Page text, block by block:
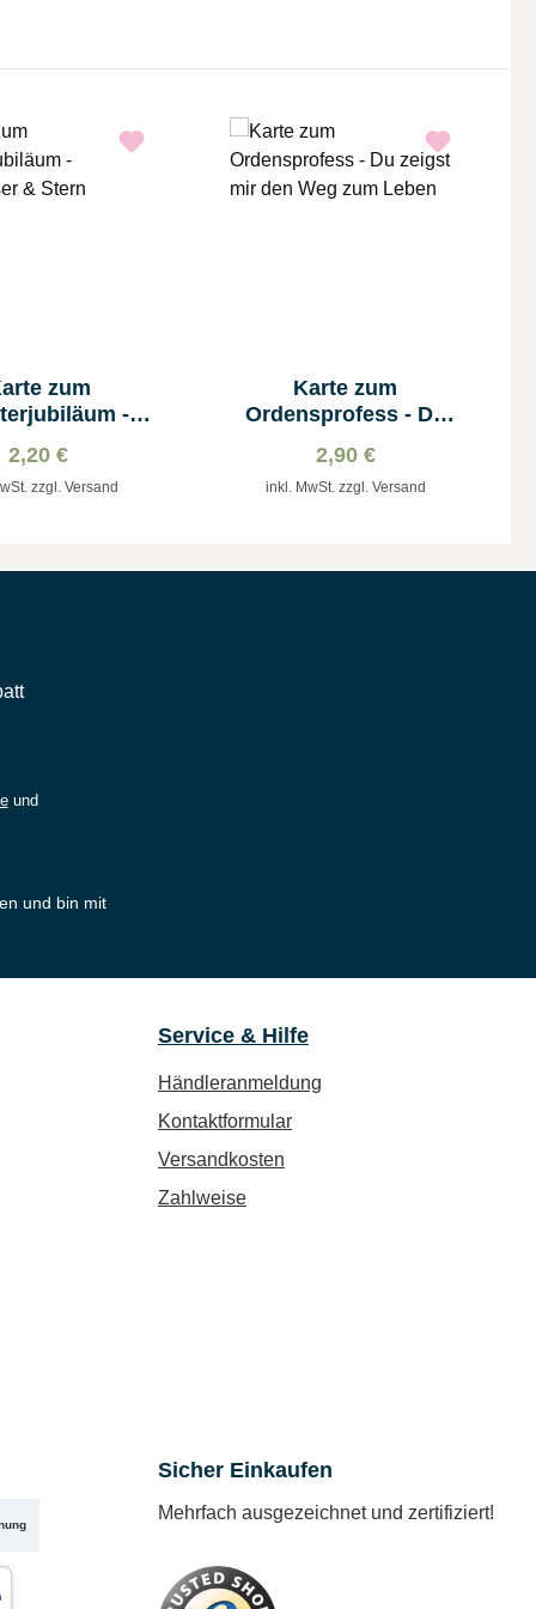
zum
-
2,20 €
zzgl. Versand
Karte zum
Ordensprofess - Du
zum Leben
2,90 €
inkl. MwSt. zzgl. Versand
und
und bin mit
Service & Hilfe
Händleranmeldung
Kontaktformular
Versandkosten
Zahlweise
Sicher Einkaufen
Mehrfach ausgezeichnet und zertifiziert!